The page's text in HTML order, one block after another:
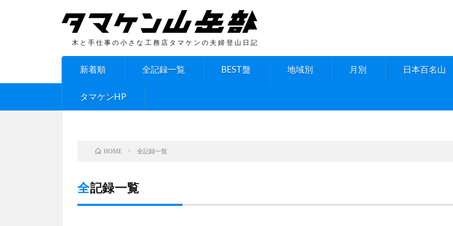
木と手仕事の小さな工務店タマケンの夫婦登山日記
新着順 全記録一覧 BEST盤 地域別 月別 日本百名山
タマケンHP
HOME 全記録一覧
全記録一覧